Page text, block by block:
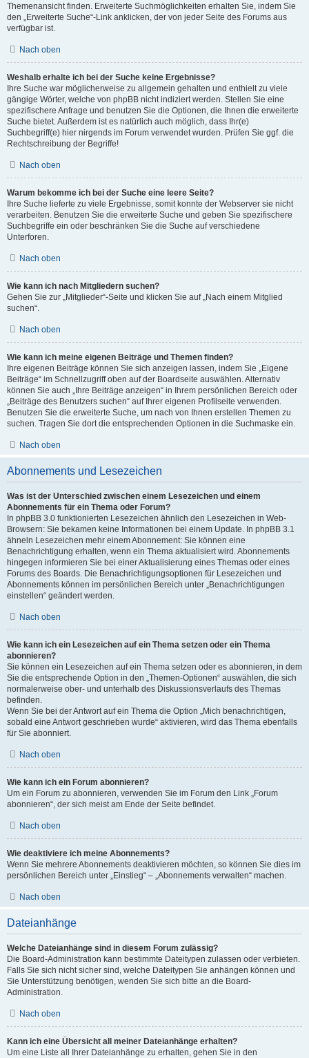
Themenansicht finden. Erweiterte Suchmöglichkeiten erhalten Sie, indem Sie
den „Erweiterte Suche“-Link anklicken, der von jeder Seite des Forums aus
verfügbar ist.
Nach oben
Weshalb erhalte ich bei der Suche keine Ergebnisse?
Ihre Suche war möglicherweise zu allgemein gehalten und enthielt zu viele
gängige Wörter, welche von phpBB nicht indiziert werden. Stellen Sie eine
spezifischere Anfrage und benutzen Sie die Optionen, die Ihnen die erweiterte
Suche bietet. Außerdem ist es natürlich auch möglich, dass Ihr(e)
Suchbegriff(e) hier nirgends im Forum verwendet wurden. Prüfen Sie ggf. die
Rechtschreibung der Begriffe!
Nach oben
Warum bekomme ich bei der Suche eine leere Seite?
Ihre Suche lieferte zu viele Ergebnisse, somit konnte der Webserver sie nicht
verarbeiten. Benutzen Sie die erweiterte Suche und geben Sie spezifischere
Suchbegriffe ein oder beschränken Sie die Suche auf verschiedene
Unterforen.
Nach oben
Wie kann ich nach Mitgliedern suchen?
Gehen Sie zur „Mitglieder“-Seite und klicken Sie auf „Nach einem Mitglied
suchen“.
Nach oben
Wie kann ich meine eigenen Beiträge und Themen finden?
Ihre eigenen Beiträge können Sie sich anzeigen lassen, indem Sie „Eigene
Beiträge“ im Schnellzugriff oben auf der Boardseite auswählen. Alternativ
können Sie auch „Ihre Beiträge anzeigen“ in Ihrem persönlichen Bereich oder
„Beiträge des Benutzers suchen“ auf Ihrer eigenen Profilseite verwenden.
Benutzen Sie die erweiterte Suche, um nach von Ihnen erstellen Themen zu
suchen. Tragen Sie dort die entsprechenden Optionen in die Suchmaske ein.
Nach oben
Abonnements und Lesezeichen
Was ist der Unterschied zwischen einem Lesezeichen und einem
Abonnements für ein Thema oder Forum?
In phpBB 3.0 funktionierten Lesezeichen ähnlich den Lesezeichen in Web-
Browsern: Sie bekamen keine Informationen bei einem Update. In phpBB 3.1
ähneln Lesezeichen mehr einem Abonnement: Sie können eine
Benachrichtigung erhalten, wenn ein Thema aktualisiert wird. Abonnements
hingegen informieren Sie bei einer Aktualisierung eines Themas oder eines
Forums des Boards. Die Benachrichtigungsoptionen für Lesezeichen und
Abonnements können im persönlichen Bereich unter „Benachrichtigungen
einstellen“ geändert werden.
Nach oben
Wie kann ich ein Lesezeichen auf ein Thema setzen oder ein Thema
abonnieren?
Sie können ein Lesezeichen auf ein Thema setzen oder es abonnieren, in dem
Sie die entsprechende Option in den „Themen-Optionen“ auswählen, die sich
normalerweise ober- und unterhalb des Diskussionsverlaufs des Themas
befinden.
Wenn Sie bei der Antwort auf ein Thema die Option „Mich benachrichtigen,
sobald eine Antwort geschrieben wurde“ aktivieren, wird das Thema ebenfalls
für Sie abonniert.
Nach oben
Wie kann ich ein Forum abonnieren?
Um ein Forum zu abonnieren, verwenden Sie im Forum den Link „Forum
abonnieren“, der sich meist am Ende der Seite befindet.
Nach oben
Wie deaktiviere ich meine Abonnements?
Wenn Sie mehrere Abonnements deaktivieren möchten, so können Sie dies im
persönlichen Bereich unter „Einstieg“ – „Abonnements verwalten“ machen.
Nach oben
Dateianhänge
Welche Dateianhänge sind in diesem Forum zulässig?
Die Board-Administration kann bestimmte Dateitypen zulassen oder verbieten.
Falls Sie sich nicht sicher sind, welche Dateitypen Sie anhängen können und
Sie Unterstützung benötigen, wenden Sie sich bitte an die Board-
Administration.
Nach oben
Kann ich eine Übersicht all meiner Dateianhänge erhalten?
Um eine Liste all Ihrer Dateianhänge zu erhalten, gehen Sie in den